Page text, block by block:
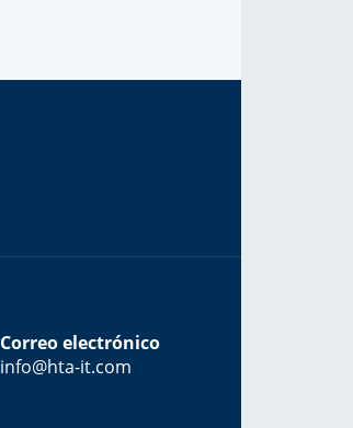
Correo electrónico
info@hta-it.com